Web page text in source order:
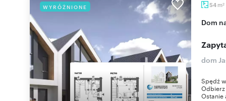
WYRÓŻNIONE 54 m2
dom
dom
Spędź
Odbierz
Ostanie